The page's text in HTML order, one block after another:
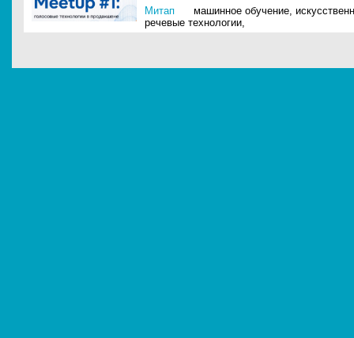
Митап машинное обучение,
речевые технологии,